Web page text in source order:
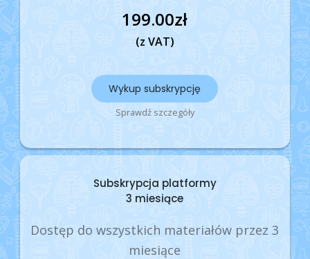
199.00zł
(z VAT)
Wykup subskrypcję
Sprawdź szczegóły
Subskrypcja platformy
3 miesiące
Dostęp do wszystkich materiałów przez 3
miesiące